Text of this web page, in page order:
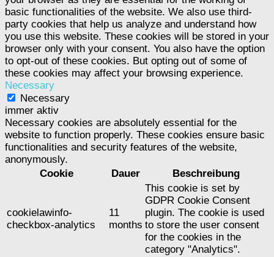
basic functionalities of the website. We also use third-
party cookies that help us analyze and understand how
you use this website. These cookies will be stored in your
browser only with your consent. You also have the option
to opt-out of these cookies. But opting out of some of
these cookies may affect your browsing experience.
Necessary
Necessary
immer aktiv
Necessary cookies are absolutely essential for the
website to function properly. These cookies ensure basic
functionalities and security features of the website,
anonymously.
Cookie
Dauer Beschreibung
cookielawinfo-
checkbox-analytics
11
months
This cookie is set by
GDPR Cookie Consent
plugin. The cookie is used
to store the user consent
for the cookies in the
category "Analytics".